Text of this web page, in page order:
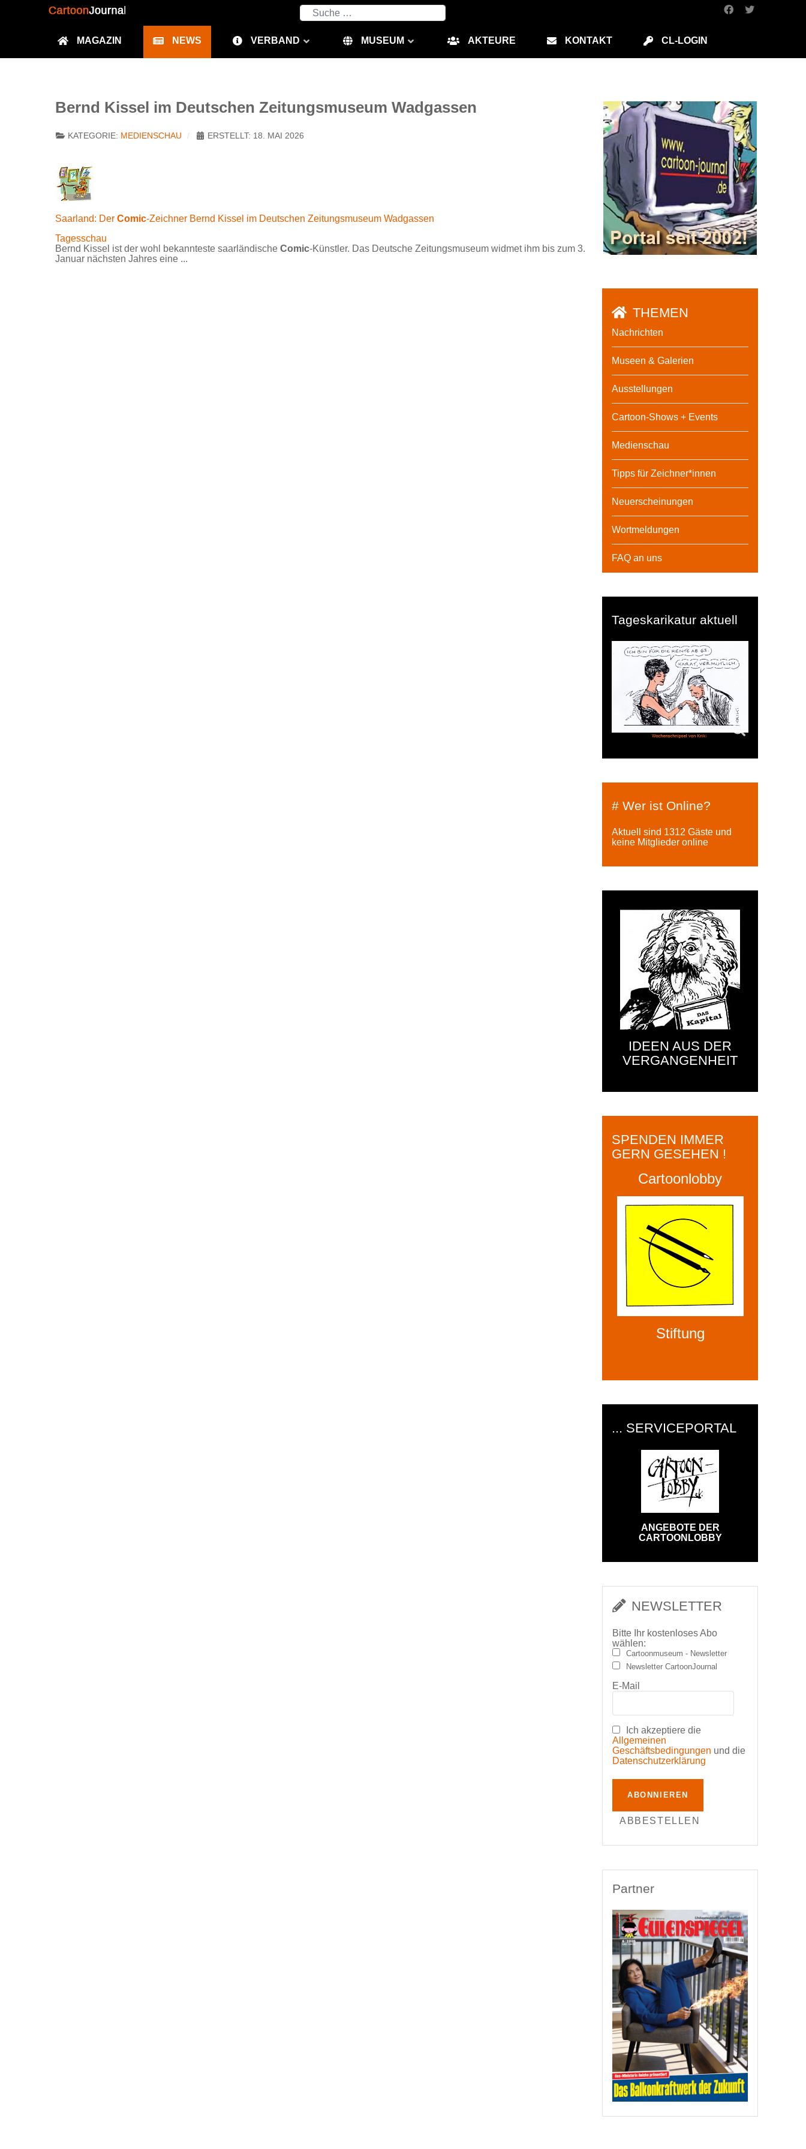
Suchen
MAGAZIN NEWS VERBAND MUSEUM AKTEURE KONTAKT CL-LOGIN
Bernd Kissel im Deutschen Zeitungsmuseum Wadgassen
KATEGORIE: MEDIENSCHAU ERSTELLT: 18. MAI 2026
Saarland: Der Comic-Zeichner Bernd Kissel im Deutschen Zeitungsmuseum Wadgassen
Tagesschau
Bernd Kissel ist der wohl bekannteste saarländische Comic-Künstler. Das Deutsche Zeitungsmuseum widmet ihm bis zum 3.
Januar nächsten Jahres eine ...
THEMEN
Nachrichten
Museen & Galerien
Ausstellungen
Cartoon-Shows + Events
Medienschau
Tipps für Zeichner*innen
Neuerscheinungen
Wortmeldungen
FAQ an uns
Tageskarikatur aktuell
# Wer ist Online?
Aktuell sind 1312 Gäste und
keine Mitglieder online
IDEEN AUS DER
VERGANGENHEIT
SPENDEN IMMER
GERN GESEHEN !
Cartoonlobby
Stiftung
... SERVICEPORTAL
ANGEBOTE DER
CARTOONLOBBY
NEWSLETTER
Bitte Ihr kostenloses Abo
wählen:
Cartoonmuseum - Newsletter
Newsletter CartoonJournal
E-Mail
Ich akzeptiere die
Allgemeinen
Geschäftsbedingungen und die
Datenschutzerklärung
ABONNIEREN
ABBESTELLEN
Partner